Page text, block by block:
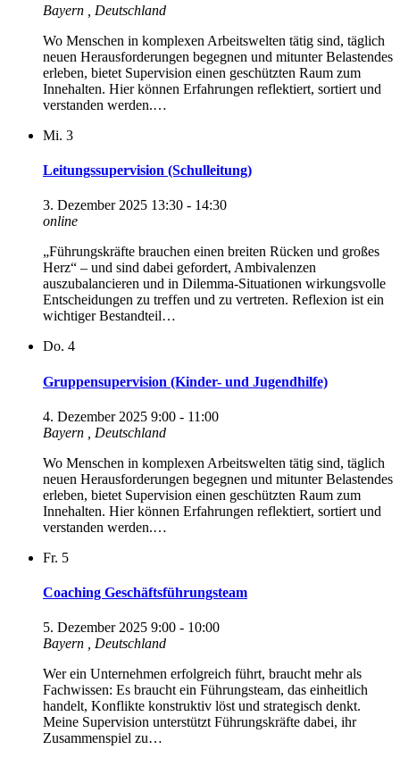
Bayern
, Deutschland
Wo Menschen in komplexen Arbeitswelten tätig sind, täglich
neuen Herausforderungen begegnen und mitunter Belastendes
erleben, bietet Supervision einen geschützten Raum zum
Innehalten. Hier können Erfahrungen reflektiert, sortiert und
verstanden werden.…
Mi. 3
Leitungssupervision (Schulleitung)
3. Dezember 2025 13:30 - 14:30
online
„Führungskräfte brauchen einen breiten Rücken und großes
Herz“ – und sind dabei gefordert, Ambivalenzen
auszubalancieren und in Dilemma-Situationen wirkungsvolle
Entscheidungen zu treffen und zu vertreten. Reflexion ist ein
wichtiger Bestandteil…
Do. 4
Gruppensupervision (Kinder- und Jugendhilfe)
4. Dezember 2025 9:00 - 11:00
Bayern
, Deutschland
Wo Menschen in komplexen Arbeitswelten tätig sind, täglich
neuen Herausforderungen begegnen und mitunter Belastendes
erleben, bietet Supervision einen geschützten Raum zum
Innehalten. Hier können Erfahrungen reflektiert, sortiert und
verstanden werden.…
Fr. 5
Coaching Geschäftsführungsteam
5. Dezember 2025 9:00 - 10:00
Bayern , Deutschland
Wer ein Unternehmen erfolgreich führt, braucht mehr als
Fachwissen: Es braucht ein Führungsteam, das einheitlich
handelt, Konflikte konstruktiv löst und strategisch denkt.
Meine Supervision unterstützt Führungskräfte dabei, ihr
Zusammenspiel zu…